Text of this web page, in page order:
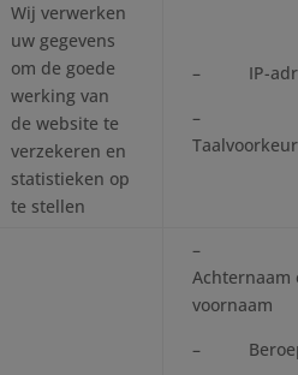
Wij verwerken
uw gegevens
om de goede
werking van
de website te
verzekeren en
statistieken op
te stellen
– IP-
–
–
Achternaam
voornaam
–